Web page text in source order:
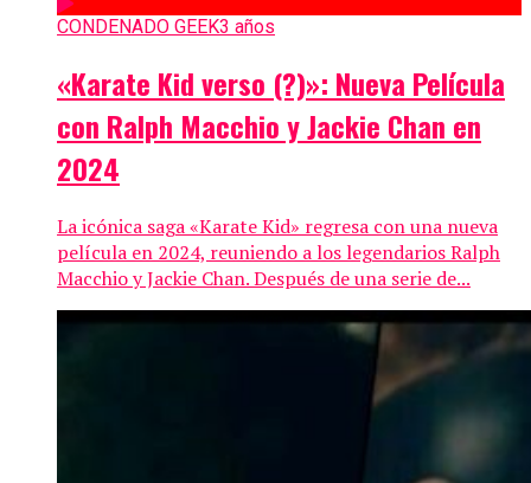
CONDENADO GEEK3 años
«Karate Kid verso (?)»: Nueva Película
con Ralph Macchio y Jackie Chan en
2024
La icónica saga «Karate Kid» regresa con una nueva
película en 2024, reuniendo a los legendarios Ralph
Macchio y Jackie Chan. Después de una serie de...